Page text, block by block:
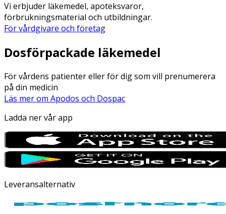
Vi erbjuder läkemedel, apoteksvaror,
förbrukningsmaterial och utbildningar.
För vårdgivare och företag
Dosförpackade läkemedel
För vårdens patienter eller för dig som vill prenumerera
på din medicin
Läs mer om Apodos och Dospac
Ladda ner vår app
Leveransalternativ